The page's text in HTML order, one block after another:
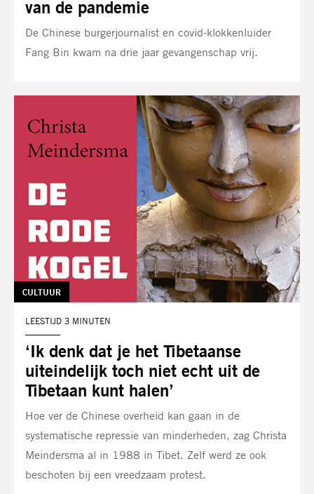
van de pandemie
De Chinese burgerjournalist en covid-klokkenluider
Fang Bin kwam na drie jaar gevangenschap vrij.
‘Ik denk dat je het Tibetaanse
uiteindelijk toch niet echt uit de
Tibetaan kunt halen’
TAG:
CULTUUR
LEESTIJD 3 MINUTEN
Hoe ver de Chinese overheid kan gaan in de
systematische repressie van minderheden, zag Christa
Meindersma al in 1988 in Tibet. Zelf werd ze ook
beschoten bij een vreedzaam protest.